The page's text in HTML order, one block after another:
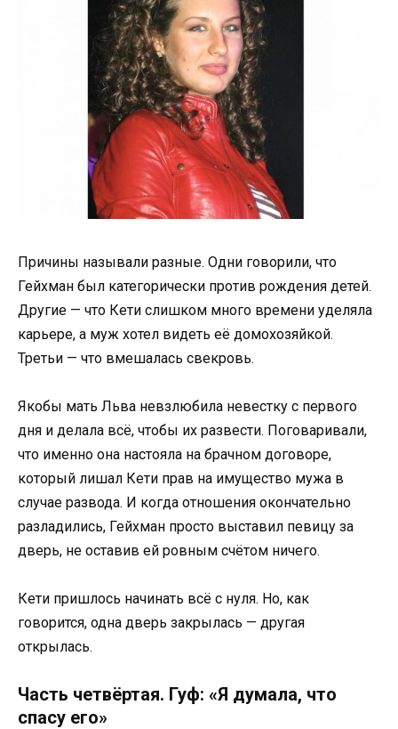
Причины называли разные. Одни говорили, что
Гейхман был категорически против рождения детей.
Другие — что Кети слишком много времени уделяла
карьере, а муж хотел видеть её домохозяйкой.
Третьи — что вмешалась свекровь.
Якобы мать Льва невзлюбила невестку с первого
дня и делала всё, чтобы их развести. Поговаривали,
что именно она настояла на брачном договоре,
который лишал Кети прав на имущество мужа в
случае развода. И когда отношения окончательно
разладились, Гейхман просто выставил певицу за
дверь, не оставив ей ровным счётом ничего.
Кети пришлось начинать всё с нуля. Но, как
говорится, одна дверь закрылась — другая
открылась.
Часть четвёртая. Гуф: «Я думала, что
спасу его»